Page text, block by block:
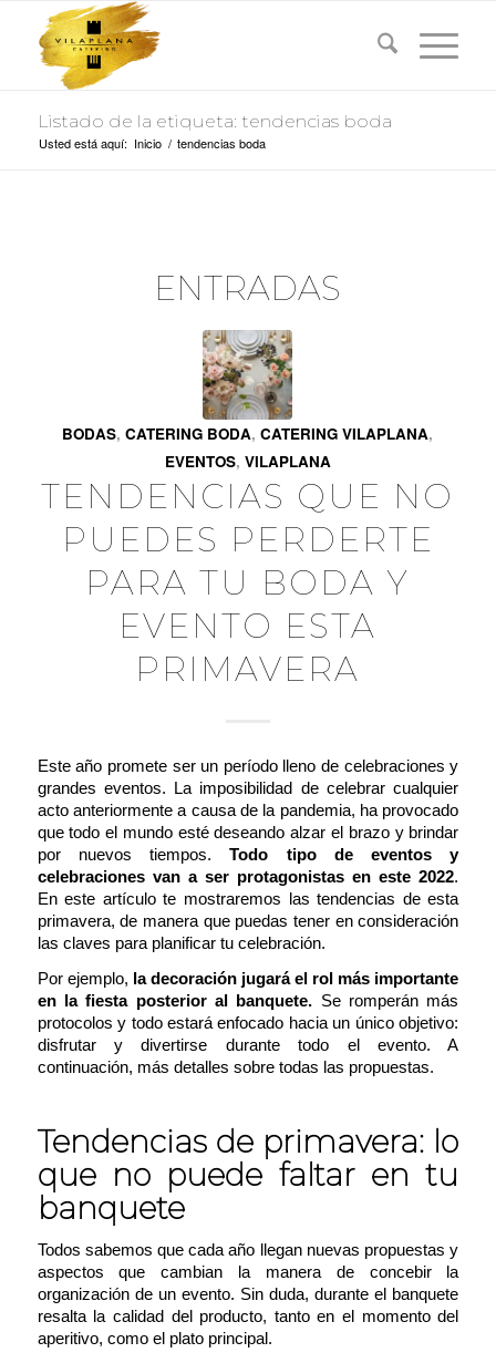
Listado de la etiqueta: tendencias boda
Usted está aquí: Inicio / tendencias boda
ENTRADAS
BODAS,CATERING BODA,CATERING VILAPLANA,
EVENTOS, VILAPLANA
TENDENCIAS QUE NO
PUEDES PERDERTE
PARA TU BODA Y
EVENTO ESTA
PRIMAVERA
Este año promete ser un período lleno de celebraciones y
grandes eventos. La imposibilidad de celebrar cualquier
acto anteriormente a causa de la pandemia, ha provocado
que todo el mundo esté deseando alzar el brazo y brindar
por nuevos tiempos.Todo tipo de eventos y
celebraciones van a ser protagonistas en este 2022.
En este artículo te mostraremos las tendencias de esta
primavera, de manera que puedas tener en consideración
las claves para planificar tu celebración.
Por ejemplo, la decoración jugará el rol más importante
en la fiesta posterior al banquete. Se romperán más
protocolos y todo estará enfocado hacia un único objetivo:
disfrutar y divertirse durante todo el evento. A
continuación, más detalles sobre todas las propuestas.
Tendencias de primavera: lo
que no puede faltar en tu
banquete
Todos sabemos que cada año llegan nuevas propuestas y
aspectos que cambian la manera de concebir la
organización de un evento. Sin duda, durante el banquete
resalta la calidad del producto, tanto en el momento del
aperitivo, como el plato principal.